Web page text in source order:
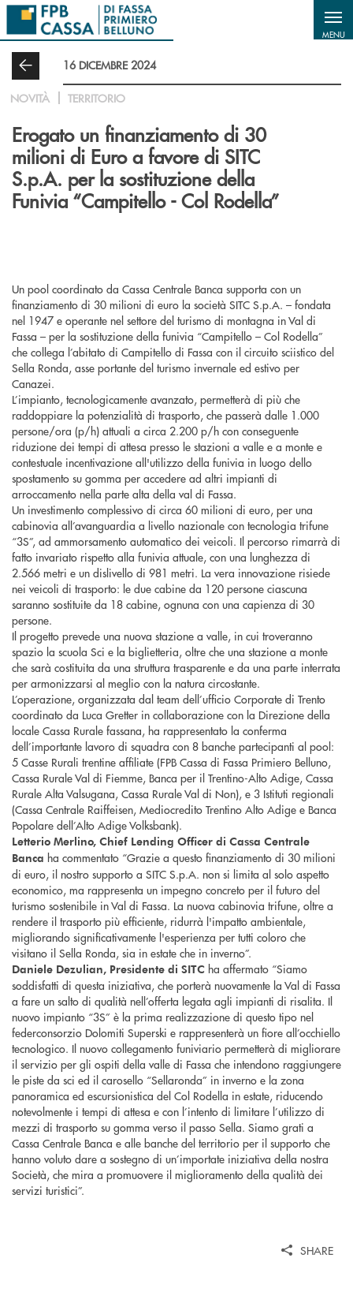
Salta al contenuto principale
MENU
16 DICEMBRE 2024
NOVITÀ TERRITORIO
Erogato un finanziamento di 30
milioni di Euro a favore di SITC
S.p.A. per la sostituzione della
Funivia “Campitello - Col Rodella”
Un pool coordinato da Cassa Centrale Banca supporta con un
finanziamento di 30 milioni di euro la società SITC S.p.A. – fondata
nel 1947 e operante nel settore del turismo di montagna in Val di
Fassa – per la sostituzione della funivia “Campitello – Col Rodella”
che collega l’abitato di Campitello di Fassa con il circuito sciistico del
Sella Ronda, asse portante del turismo invernale ed estivo per
Canazei.
L’impianto, tecnologicamente avanzato, permetterà di più che
raddoppiare la potenzialità di trasporto, che passerà dalle 1.000
persone/ora (p/h) attuali a circa 2.200 p/h con conseguente
riduzione dei tempi di attesa presso le stazioni a valle e a monte e
contestuale incentivazione all'utilizzo della funivia in luogo dello
spostamento su gomma per accedere ad altri impianti di
arroccamento nella parte alta della val di Fassa.
Un investimento complessivo di circa 60 milioni di euro, per una
cabinovia all’avanguardia a livello nazionale con tecnologia trifune
“3S”, ad ammorsamento automatico dei veicoli. Il percorso rimarrà di
fatto invariato rispetto alla funivia attuale, con una lunghezza di
2.566 metri e un dislivello di 981 metri. La vera innovazione risiede
nei veicoli di trasporto: le due cabine da 120 persone ciascuna
saranno sostituite da 18 cabine, ognuna con una capienza di 30
persone.
Il progetto prevede una nuova stazione a valle, in cui troveranno
spazio la scuola Sci e la biglietteria, oltre che una stazione a monte
che sarà costituita da una struttura trasparente e da una parte interrata
per armonizzarsi al meglio con la natura circostante.
L’operazione, organizzata dal team dell’ufficio Corporate di Trento
coordinato da Luca Gretter in collaborazione con la Direzione della
locale Cassa Rurale fassana, ha rappresentato la conferma
dell’importante lavoro di squadra con 8 banche partecipanti al pool:
5 Casse Rurali trentine affiliate (FPB Cassa di Fassa Primiero Belluno,
Cassa Rurale Val di Fiemme, Banca per il Trentino-Alto Adige, Cassa
Rurale Alta Valsugana, Cassa Rurale Val di Non), e 3 Istituti regionali
(Cassa Centrale Raiffeisen, Mediocredito Trentino Alto Adige e Banca
Popolare dell’Alto Adige Volksbank).
Letterio Merlino, Chief Lending Officer di Cassa Centrale
Banca ha commentato “Grazie a questo finanziamento di 30 milioni
di euro, il nostro supporto a SITC S.p.A. non si limita al solo aspetto
economico, ma rappresenta un impegno concreto per il futuro del
turismo sostenibile in Val di Fassa. La nuova cabinovia trifune, oltre a
rendere il trasporto più efficiente, ridurrà l'impatto ambientale,
migliorando significativamente l'esperienza per tutti coloro che
visitano il Sella Ronda, sia in estate che in inverno”.
Daniele Dezulian, Presidente di SITC ha affermato “Siamo
soddisfatti di questa iniziativa, che porterà nuovamente la Val di Fassa
a fare un salto di qualità nell’offerta legata agli impianti di risalita. Il
nuovo impianto “3S” è la prima realizzazione di questo tipo nel
federconsorzio Dolomiti Superski e rappresenterà un fiore all’occhiello
tecnologico. Il nuovo collegamento funiviario permetterà di migliorare
il servizio per gli ospiti della valle di Fassa che intendono raggiungere
le piste da sci ed il carosello “Sellaronda” in inverno e la zona
panoramica ed escursionistica del Col Rodella in estate, riducendo
notevolmente i tempi di attesa e con l’intento di limitare l’utilizzo di
mezzi di trasporto su gomma verso il passo Sella. Siamo grati a
Cassa Centrale Banca e alle banche del territorio per il supporto che
hanno voluto dare a sostegno di un’importate iniziativa della nostra
Società, che mira a promuovere il miglioramento della qualità dei
servizi turistici”.
SHARE